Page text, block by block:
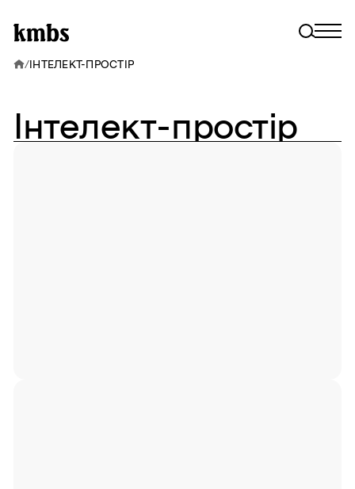
Інтелект-простір
/ІНТЕЛЕКТ-ПРОСТІР